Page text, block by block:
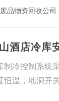
品物资回收公司
酒店冷库
制冷控制系统
恒温，地洞开